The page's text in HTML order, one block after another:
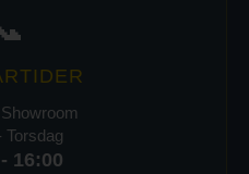
Torsdag
16:00